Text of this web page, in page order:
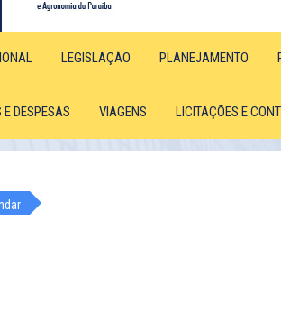
LEGISLAÇÃO PLANEJAMENTO
E DESPESAS VIAGENS LICITAÇÕES E